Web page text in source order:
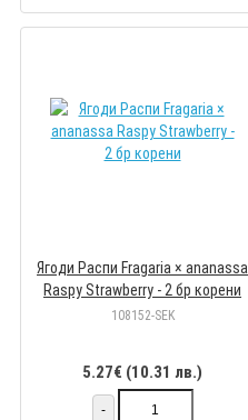
Ягоди Распи Fragaria × ananassa
Raspy Strawberry - 2 бр корени
108152-SEK
5.27€ (10.31 лв.)
-